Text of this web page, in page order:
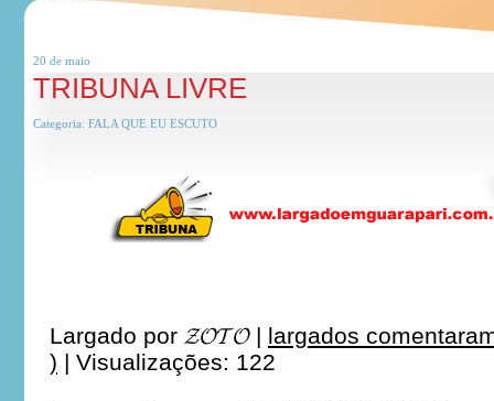
20 de maio
TRIBUNA LIVRE
Categoria: FALA QUE EU ESCUTO
Largado por 𝓩𝓞𝓣𝓞| largados
) | Visualizações: 122